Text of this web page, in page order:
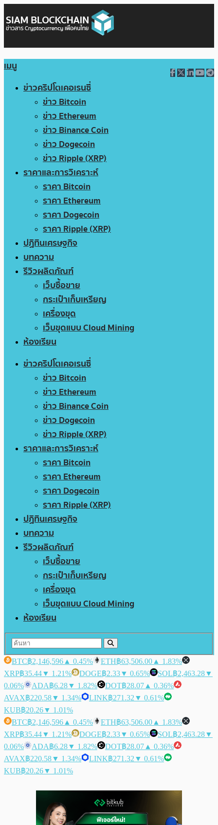
เมนู
ข่าวคริปโตเคอเรนซี่
ข่าว Bitcoin
ข่าว Ethereum
ข่าว Binance Coin
ข่าว Dogecoin
ข่าว Ripple (XRP)
ราคาและการวิเคราะห์
ราคา Bitcoin
ราคา Ethereum
ราคา Dogecoin
ราคา Ripple (XRP)
ปฏิทินเศรษฐกิจ
บทความ
รีวิวผลิตภัณฑ์
เว็บซื้อขาย
กระเป๋าเก็บเหรียญ
เครื่องขุด
เว็บขุดแบบ Cloud Mining
ห้องเรียน
ข่าวคริปโตเคอเรนซี่
ข่าว Bitcoin
ข่าว Ethereum
ข่าว Binance Coin
ข่าว Dogecoin
ข่าว Ripple (XRP)
ราคาและการวิเคราะห์
ราคา Bitcoin
ราคา Ethereum
ราคา Dogecoin
ราคา Ripple (XRP)
ปฏิทินเศรษฐกิจ
บทความ
รีวิวผลิตภัณฑ์
เว็บซื้อขาย
กระเป๋าเก็บเหรียญ
เครื่องขุด
เว็บขุดแบบ Cloud Mining
ห้องเรียน
BTC฿2,146,596 ▲ 0.45% ETH฿63,506.00 ▲ 1.83%
XRP฿35.44▼ 1.21% DOGE฿2.33▼ 0.65% SOL฿2,463.28▼
0.06%
ADA฿6.28▼ 1.82% DOT฿28.07 ▲ 0.36%
AVAX฿220.58▼ 1.34% LINK฿271.32 ▼ 0.61%
KUB฿20.26▼ 1.01%
BTC฿2,146,596 ▲ 0.45% ETH฿63,506.00 ▲ 1.83%
XRP฿35.44▼ 1.21% DOGE฿2.33▼ 0.65% SOL฿2,463.28▼
0.06%
ADA฿6.28▼ 1.82% DOT฿28.07 ▲ 0.36%
AVAX฿220.58▼ 1.34% LINK฿271.32 ▼ 0.61%
KUB฿20.26▼ 1.01%